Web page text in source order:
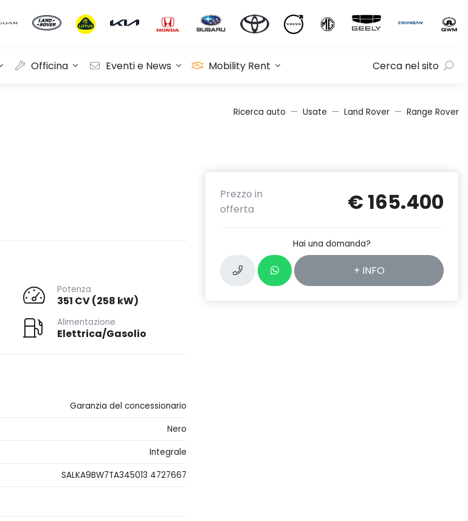
Officina Eventi e News Mobility Rent Cerca nel sito
Ricerca auto Usate Land Rover Range Rover
Potenza
351 CV (258 kW)
Alimentazione
Elettrica/Gasolio
Garanzia del concessionario
Nero
Integrale
SALKA9BW7TA345013 4727667
Prezzo in
offerta
€ 165.400
Hai una domanda?
+ INFO